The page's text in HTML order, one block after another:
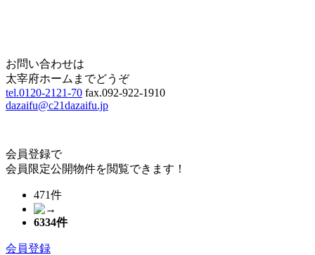
お問い合わせは
太宰府ホームまでどうぞ
tel.0120-2121-70 fax.092-922-1910
dazaifu@c21dazaifu.jp
会員登録で
会員限定公開物件を閲覧できます！
471件
6334件
会員登録